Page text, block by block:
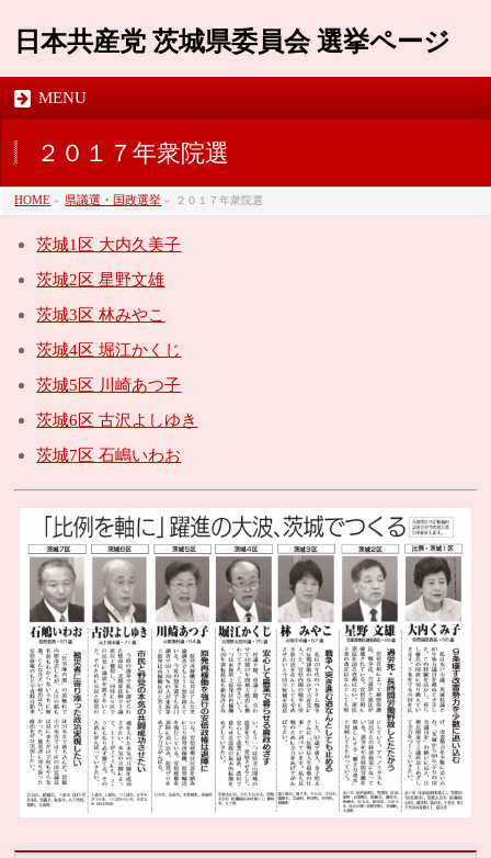
日本共産党 茨城県委員会 選挙ページ
MENU
２０１７年衆院選
HOME » 県議選・国政選挙 » ２０１７年衆院選
茨城1区 大内久美子
茨城2区 星野文雄
茨城3区 林みやこ
茨城4区 堀江かくじ
茨城5区 川崎あつ子
茨城6区 古沢よしゆき
茨城7区 石嶋いわお